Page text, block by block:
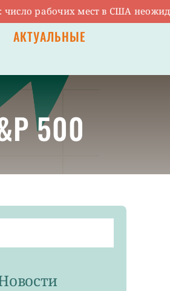
рабочих мест в США неожиданно
АКТУАЛЬНЫЕ
500